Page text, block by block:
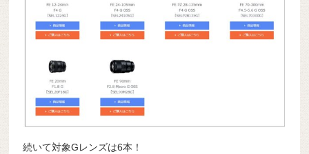
続いて対象Gレンズは6本！